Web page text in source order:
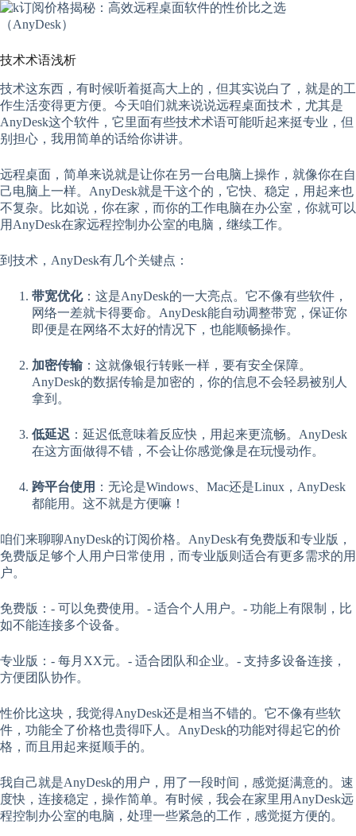
技术术语浅析
技术这东西，有时候听着挺高大上的，但其实说白了，就是的工
作生活变得更方便。今天咱们就来说说远程桌面技术，尤其是
AnyDesk这个软件，它里面有些技术术语可能听起来挺专业，但
别担心，我用简单的话给你讲讲。
远程桌面，简单来说就是让你在另一台电脑上操作，就像你在自
己电脑上一样。AnyDesk就是干这个的，它快、稳定，用起来也
不复杂。比如说，你在家，而你的工作电脑在办公室，你就可以
用AnyDesk在家远程控制办公室的电脑，继续工作。
到技术，AnyDesk有几个关键点：
带宽优化：这是AnyDesk的一大亮点。它不像有些软件，
网络一差就卡得要命。AnyDesk能自动调整带宽，保证你
即便是在网络不太好的情况下，也能顺畅操作。
加密传输：这就像银行转账一样，要有安全保障。
AnyDesk的数据传输是加密的，你的信息不会轻易被别人
拿到。
低延迟 ：延迟低意味着反应快，用起来更流畅。AnyDesk
在这方面做得不错，不会让你感觉像是在玩慢动作。
跨平台使用 ：无论是Windows、Mac还是Linux，AnyDesk
都能用。这不就是方便嘛！
咱们来聊聊AnyDesk的订阅价格。AnyDesk有免费版和专业版，
免费版足够个人用户日常使用，而专业版则适合有更多需求的用
户。
免费版：- 可以免费使用。- 适合个人用户。- 功能上有限制，比
如不能连接多个设备。
专业版：- 每月XX元。- 适合团队和企业。- 支持多设备连接，
方便团队协作。
性价比这块，我觉得AnyDesk还是相当不错的。它不像有些软
件，功能全了价格也贵得吓人。AnyDesk的功能对得起它的价
格，而且用起来挺顺手的。
我自己就是AnyDesk的用户，用了一段时间，感觉挺满意的。速
度快，连接稳定，操作简单。有时候，我会在家里用AnyDesk远
程控制办公室的电脑，处理一些紧急的工作，感觉挺方便的。